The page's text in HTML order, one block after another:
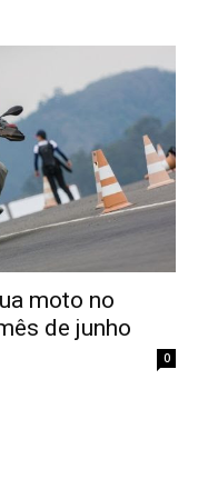
moto no
de junho
0